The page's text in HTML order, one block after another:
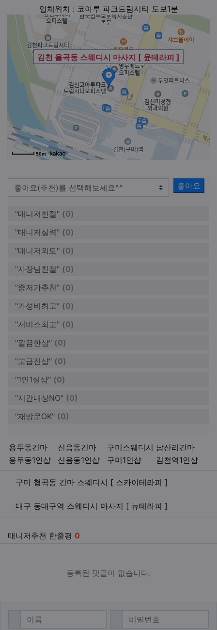
업체위치 : 코아루 파크드림시티 도보1분
김천 율곡동 스웨디시 마사지 [ 윤테라피 ]
50m
좋아요
"매니저친절" (0)
"매니저실력" (0)
"매니저외모" (0)
"사장님친절" (0)
"중저가추천" (0)
"가성비최고" (0)
"서비스최고" (0)
"깔끔한샵" (0)
"고급진샵" (0)
"1인1실샵" (0)
"시간내상NO" (0)
"재방문OK" (0)
용두동건마 신음동건마 구미스웨디시 남산리건마
용두동1인샵
신음동1인샵 구미1인샵 김천역1인샵
키워드
관련자료
구미 형곡동 건마 스웨디시 [ 스카이테라피 ]
대구 동대구역 스웨디시 마사지 [ 뉴테라피 ]
매니저추천 한줄평 0
등록된 댓글이 없습니다.
댓글쓰기
필수 비밀번호필수